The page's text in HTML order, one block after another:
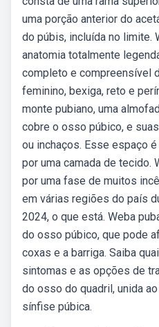
uma porção anterior do
do púbis, incluída no limite.
anatomia totalmente
completo e compreensível
feminino, bexiga, reto e
monte pubiano, uma
cobre o osso púbico, e
ou inchaços. Esse espaço
por uma camada de tecido.
por uma fase de muitos
em várias regiões do país
2024, o que está. Weba
do osso púbico, que pode
coxas e a barriga. Saiba
sintomas e as opções de
do osso do quadril, unida
sínfise púbica.